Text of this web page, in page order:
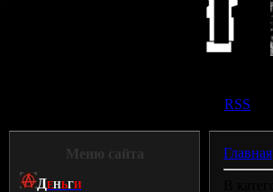
RSS
Меню сайта
ДЕНЬГИ
Главная